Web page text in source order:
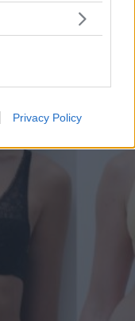
You may click to
in below Google
Privacy Policy